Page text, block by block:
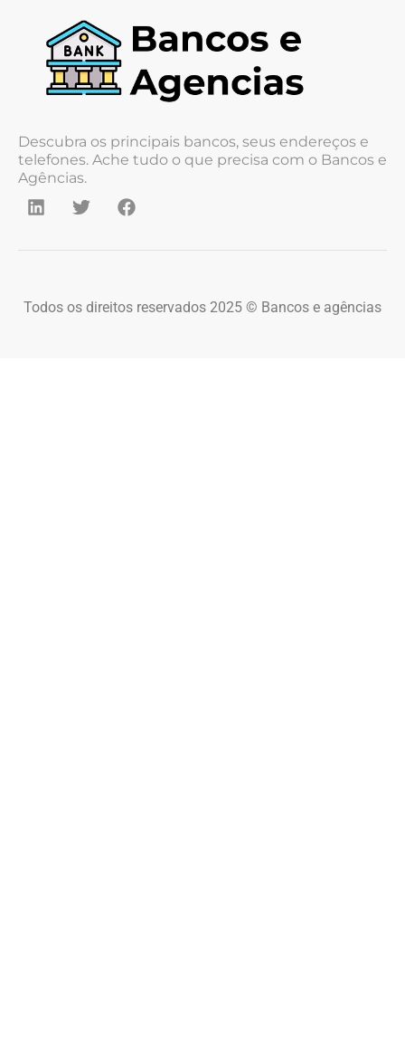
Descubra os principais bancos, seus endereços e
telefones. Ache tudo o que precisa com o Bancos e
Agências.
Todos os direitos reservados 2025 © Bancos e agências